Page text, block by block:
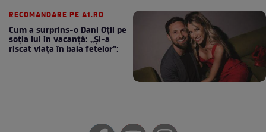
RECOMANDARE PE A1.RO
Cum a surprins-o Dani Oțil pe
soția lui în vacanță: „Și-a
riscat viața în baia fetelor”: